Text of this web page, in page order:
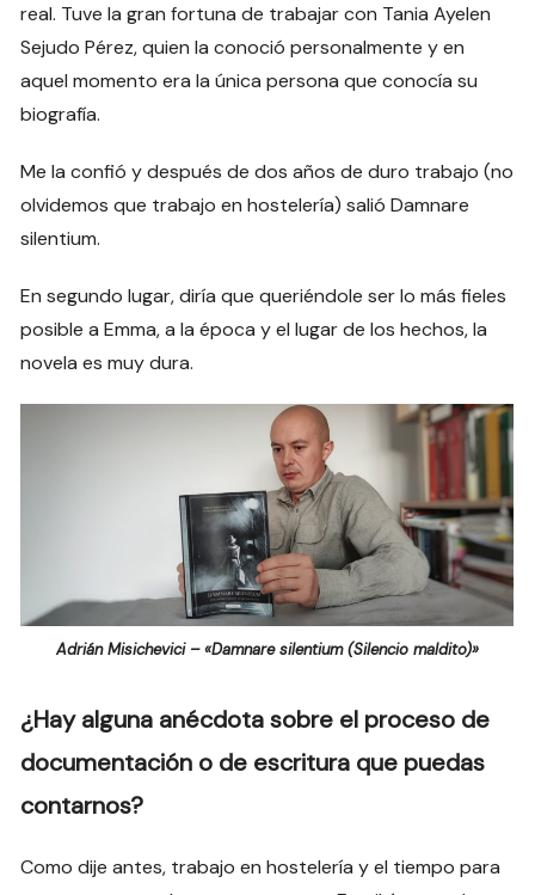
real. Tuve la gran fortuna de trabajar con Tania Ayelen
Sejudo Pérez, quien la conoció personalmente y en
aquel momento era la única persona que conocía su
biografía.
Me la confió y después de dos años de duro trabajo (no
olvidemos que trabajo en hostelería) salió Damnare
silentium.
En segundo lugar, diría que queriéndole ser lo más fieles
posible a Emma, a la época y el lugar de los hechos, la
novela es muy dura.
Adrián Misichevici – «Damnare silentium (Silencio maldito)»
¿Hay alguna anécdota sobre el proceso de
documentación o de escritura que puedas
contarnos?
Como dije antes, trabajo en hostelería y el tiempo para